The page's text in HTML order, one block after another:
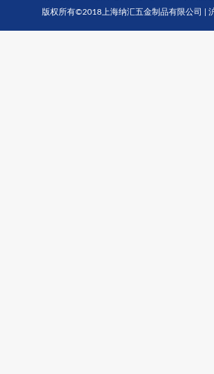
版权所有©2018上海纳汇五金制品有限公司 |